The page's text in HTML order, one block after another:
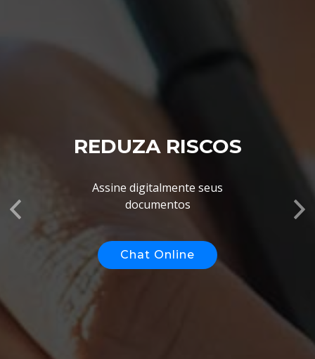
REDUZA RISCOS
Assine digitalmente seus
documentos
Chat Online
EVITE FRAUDES
Monitore suas notas eletrônicas
Anterior